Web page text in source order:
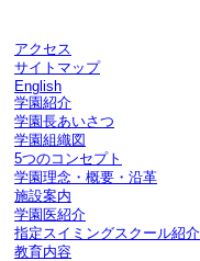
アクセス
サイトマップ
English
学園紹介
学園長あいさつ
学園組織図
5つのコンセプト
学園理念・概要・沿革
施設案内
学園医紹介
指定スイミングスクール紹介
教育内容